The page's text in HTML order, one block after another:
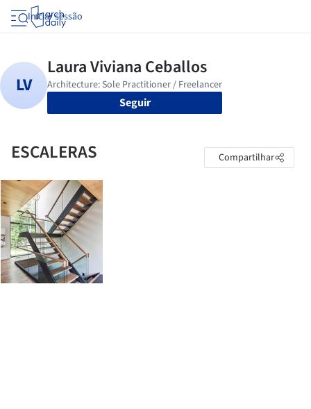
Iniciar sessão
Seguir
ESCALERAS Compartilhar